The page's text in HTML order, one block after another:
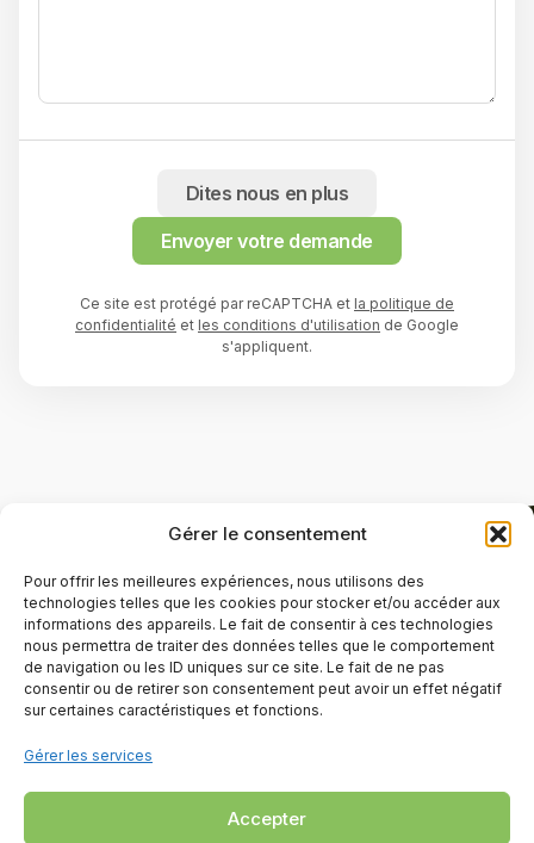
Gérer le consentement
Pour offrir les meilleures expériences, nous utilisons des
technologies telles que les cookies pour stocker et/ou accéder aux
informations des appareils. Le fait de consentir à ces technologies
nous permettra de traiter des données telles que le comportement
de navigation ou les ID uniques sur ce site. Le fait de ne pas
consentir ou de retirer son consentement peut avoir un effet négatif
sur certaines caractéristiques et fonctions.
Gérer les services
Accepter
Dites nous en plus
Envoyer votre demande
Ce site est protégé par reCAPTCHA et la politique de
confidentialité et les conditions d'utilisation de Google
s'appliquent.